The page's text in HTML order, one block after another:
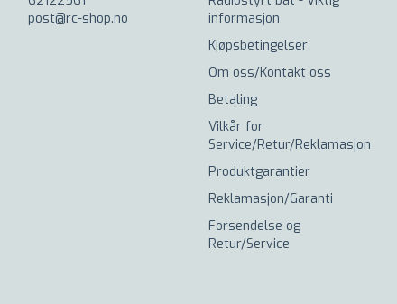
post@rc-shop.no
informasjon
Kjøpsbetingelser
Om oss/Kontakt oss
Betaling
Vilkår for
Service/Retur/Reklamasjon
Produktgarantier
Reklamasjon/Garanti
Forsendelse og
Retur/Service